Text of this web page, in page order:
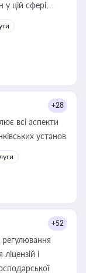
у цій сфері
або
оренди
+28
всі аспекти
установ
+52
регулювання
і